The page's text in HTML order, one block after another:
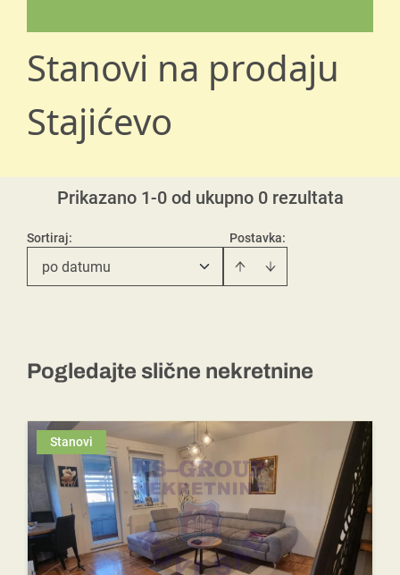
Stanovi na prodaju
Stajićevo
Prikazano 1-0 od ukupno 0 rezultata
Postavka:
Sortiraj:
po datumu
Pogledajte slične nekretnine
Stanovi